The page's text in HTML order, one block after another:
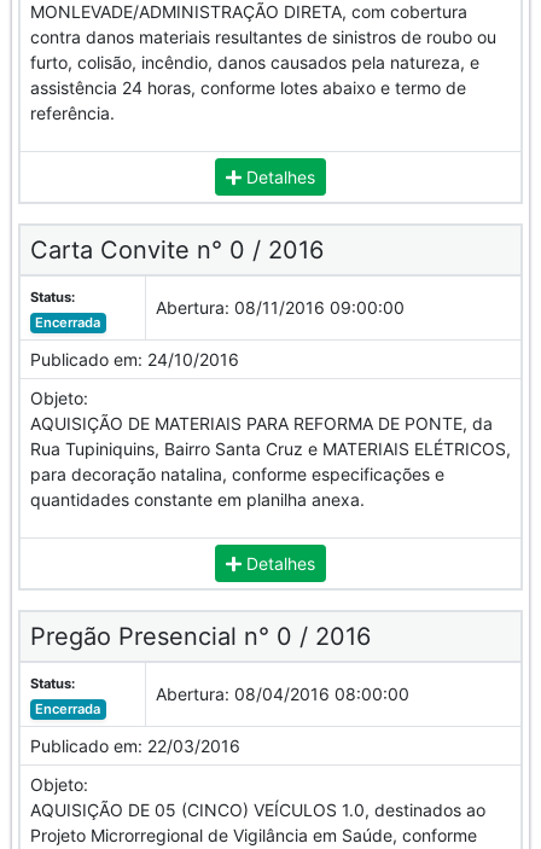
MONLEVADE/ADMINISTRAÇÃO DIRETA, com cobertura
contra danos materiais resultantes de sinistros de roubo ou
furto, colisão, incêndio, danos causados pela natureza, e
assistência 24 horas, conforme lotes abaixo e termo de
referência.
Detalhes
Carta Convite n° 0 / 2016
Status:
Encerrada
Abertura: 08/11/2016 09:00:00
Publicado em: 24/10/2016
Objeto:
AQUISIÇÃO DE MATERIAIS PARA REFORMA DE PONTE, da
Rua Tupiniquins, Bairro Santa Cruz e MATERIAIS ELÉTRICOS,
para decoração natalina, conforme especificações e
quantidades constante em planilha anexa.
Detalhes
Pregão Presencial n° 0 / 2016
Status:
Encerrada
Abertura: 08/04/2016 08:00:00
Publicado em: 22/03/2016
Objeto:
AQUISIÇÃO DE 05 (CINCO) VEÍCULOS 1.0, destinados ao
Projeto Microrregional de Vigilância em Saúde, conforme